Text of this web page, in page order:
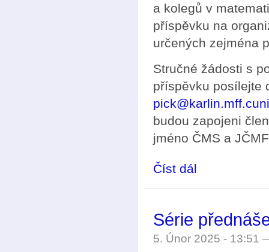
a kolegů v
příspěvku na
určených zejména
Stručné žádosti s
příspěvku posílejte
budou zapojeni
jméno ČMS a
Číst dál
Série
5. Únor 2025 - 13:51